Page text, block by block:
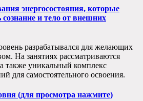
энергосостояния, которые
и тело от внешних
разрабатывался для желающих
На занятиях рассматриваются
также уникальный комплекс
для самостоятельного освоения.
(для просмотра нажмите)